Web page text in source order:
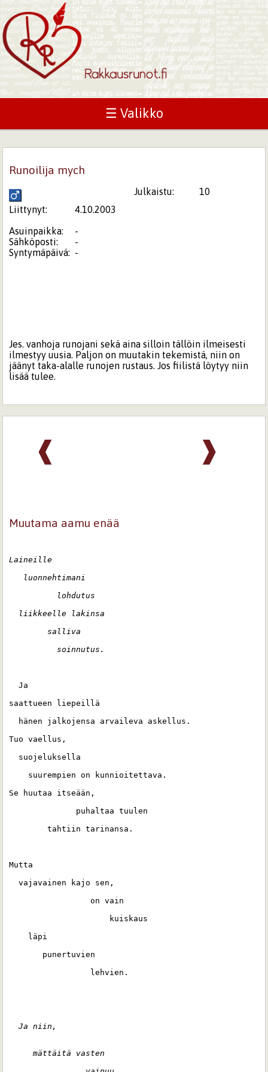
☰ Valikko
Runoilija mych
Julkaistu:
10
Liittynyt:
4.10.2003
Asuinpaikka:
-
Sähköposti:
-
Syntymäpäivä: -
Jes. vanhoja runojani sekä aina silloin tällöin ilmeisesti
ilmestyy uusia. Paljon on muutakin tekemistä, niin on
jäänyt taka-alalle runojen rustaus. Jos fiilistä löytyy niin
lisää tulee.
❱
❰
Muutama aamu enää
Laineille
   luonnehtimani
          lohdutus
  liikkeelle lakinsa
        salliva
          soinnutus.
  Ja
saattueen liepeillä
  hänen jalkojensa arvaileva askellus.
Tuo vaellus,
  suojeluksella
    suurempien on kunnioitettava.
Se huutaa itseään,
              puhaltaa tuulen
        tahtiin tarinansa.
Mutta
  vajavainen kajo sen,
                 on vain
                     kuiskaus
    läpi
       punertuvien
                 lehvien.
  Ja niin,
     mättäitä vasten